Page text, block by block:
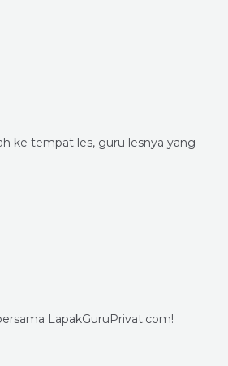
ke tempat les, guru lesnya yang
LapakGuruPrivat.com!